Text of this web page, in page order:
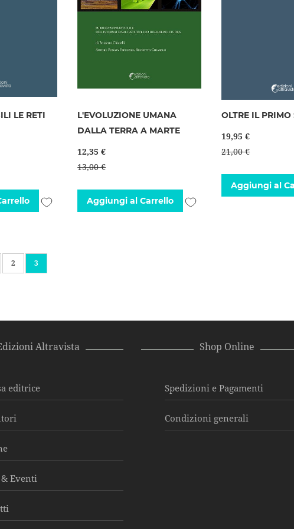
LE RETI
Aggiungi
L'EVOLUZIONE UMANA
DALLA TERRA A MARTE
12,35 €
13,00 €
Aggiungi al Carrello
Aggiungi
OLTRE IL
19,95 €
21,00 €
Aggiungi al
Pagina
2 Attualmente stai leggendo la pagina
3
Altravista
editrice
Eventi
Shop Online
Spedizioni e Pagamenti
Condizioni generali